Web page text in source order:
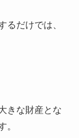
るだけでは、
きな財産とな
。